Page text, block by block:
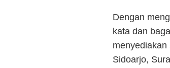
Dengan
kata dan
Sidoarjo,